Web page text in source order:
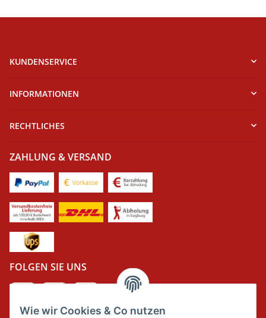
Wie wir Cookies & Co nutzen
KUNDENSERVICE
INFORMATIONEN
RECHTLICHES
ZAHLUNG & VERSAND
FOLGEN SIE UNS